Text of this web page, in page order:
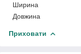
Ширина
Довжина
Приховати